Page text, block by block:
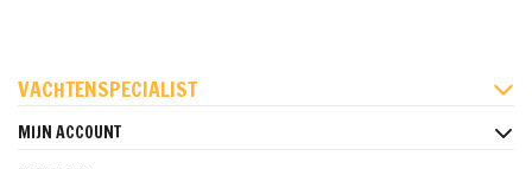
VACHTENSPECIALIST
MIJN ACCOUNT